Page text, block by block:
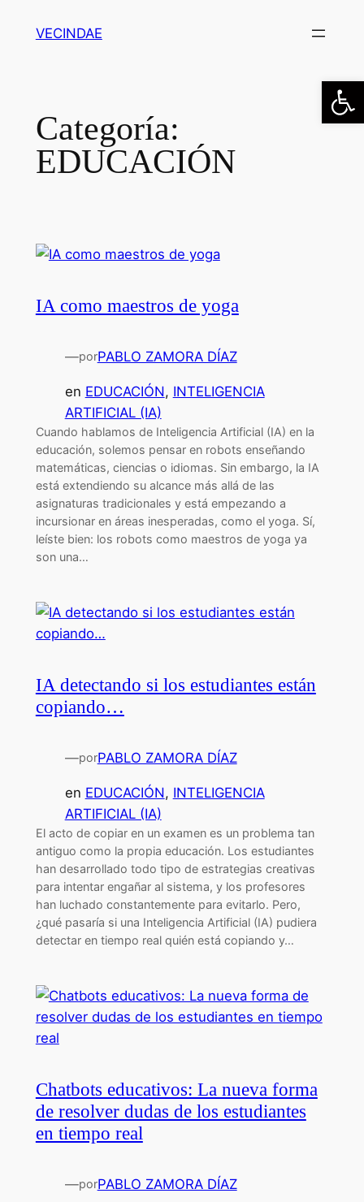
VECINDAE
Categoría:
EDUCACIÓN
IA como maestros de yoga
—porPABLO ZAMORA DÍAZ
en EDUCACIÓN, INTELIGENCIA
ARTIFICIAL (IA)
Cuando hablamos de Inteligencia Artificial (IA) en la
educación, solemos pensar en robots enseñando
matemáticas, ciencias o idiomas. Sin embargo, la IA
está extendiendo su alcance más allá de las
asignaturas tradicionales y está empezando a
incursionar en áreas inesperadas, como el yoga. Sí,
leíste bien: los robots como maestros de yoga ya
son una…
IA detectando si los estudiantes están
copiando…
—porPABLO ZAMORA DÍAZ
en EDUCACIÓN, INTELIGENCIA
ARTIFICIAL (IA)
El acto de copiar en un examen es un problema tan
antiguo como la propia educación. Los estudiantes
han desarrollado todo tipo de estrategias creativas
para intentar engañar al sistema, y los profesores
han luchado constantemente para evitarlo. Pero,
¿qué pasaría si una Inteligencia Artificial (IA) pudiera
detectar en tiempo real quién está copiando y…
Chatbots educativos: La nueva forma
de resolver dudas de los estudiantes
en tiempo real
—porPABLO ZAMORA DÍAZ
Abrir